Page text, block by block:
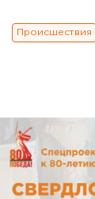
Происшествия